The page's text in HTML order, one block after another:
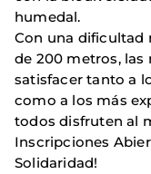
humedal.
Con una dificultad
de 200 metros, las
satisfacer tanto a
como a los más
todos disfruten al
Inscripciones
Solidaridad!